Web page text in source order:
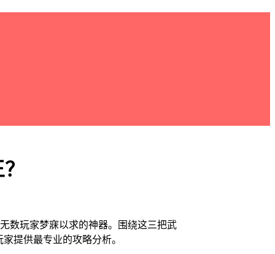
数玩家梦寐以求的神器。围绕这三把武
提供最专业的攻略分析。